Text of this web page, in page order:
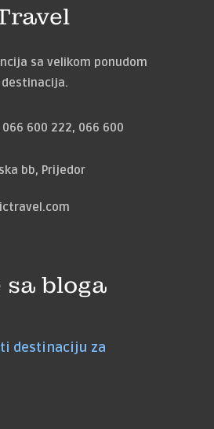
sa velikom ponudom
066 600 222, 066 600
bb, Prijedor
sa bloga
destinaciju za